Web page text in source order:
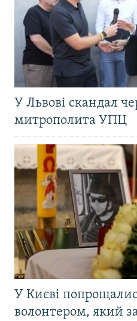
У Львові скандал
митрополита УПЦ
У Києві
волонтером, який